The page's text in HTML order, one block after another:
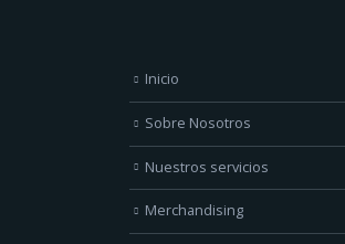
Inicio
Sobre Nosotros
Nuestros servicios
Merchandising